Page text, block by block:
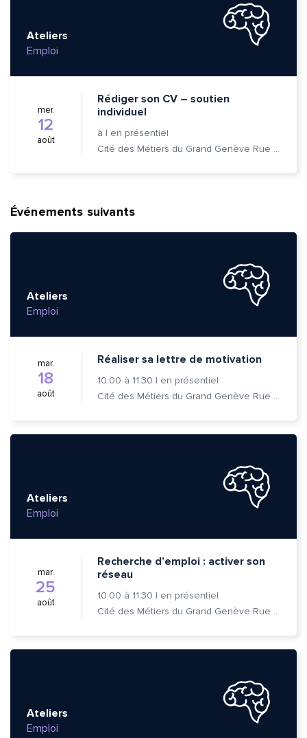
Ateliers
Emploi
mer.
12
août
Rédiger son CV – soutien
individuel
à | en présentiel
Cité des Métiers du Grand Genève Rue Prévost-Martin 6 1205 Genève
Événements suivants
Ateliers
Emploi
mar.
18
août
Réaliser sa lettre de motivation
10:00 à 11:30 | en présentiel
Cité des Métiers du Grand Genève Rue Prévost-Martin 6 1205 Genève
Ateliers
Emploi
mar.
25
août
Recherche d’emploi : activer son
réseau
10:00 à 11:30 | en présentiel
Cité des Métiers du Grand Genève Rue Prévost-Martin 6 1205 Genève
Ateliers
Emploi